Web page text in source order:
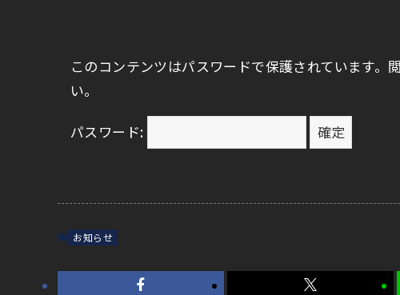
このコンテンツはパスワードで保護されています。
い。
パスワード:
お知らせ